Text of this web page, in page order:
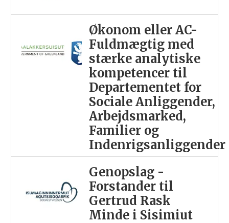
Økonom eller AC-
Fuldmægtig med
stærke analytiske
kompetencer til
Departementet for
Sociale Anliggender,
Arbejdsmarked,
Familier og
Indenrigsanliggender
Genopslag -
Forstander til
Gertrud Rask
Minde i Sisimiut